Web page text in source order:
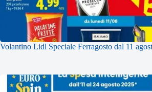
Volantino Lidl Speciale Ferragosto dal 11